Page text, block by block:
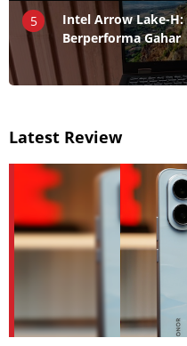
5
Intel Arrow Lake-H:
Berperforma Gahar
Latest Review